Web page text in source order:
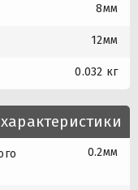
8мм
12мм
0.032 кг
0.2мм